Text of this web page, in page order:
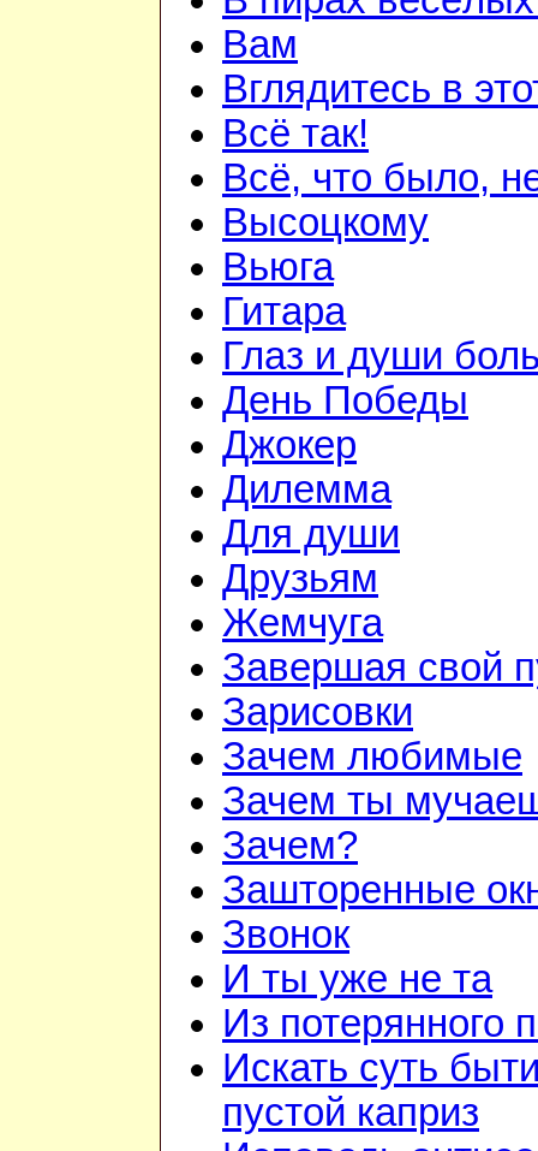
Вам
Вглядитесь в
Всё так!
Всё, что было,
Высоцкому
Вьюга
Гитара
Глаз и души
День Победы
Джокер
Дилемма
Для души
Друзьям
Жемчуга
Завершая свой
Зарисовки
Зачем любимые
Зачем ты
Зачем?
Зашторенные
Звонок
И ты уже не та
Из потерянного
Искать суть
пустой каприз